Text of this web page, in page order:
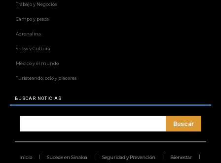
Trabajo y Negocios
Campo y pesca
Adrenalina
Show y Cultura
México y el mundo
Turisteando, ocio y placeres
BUSCAR NOTICIAS
Buscar
Inicio Sucede en Sinaloa Seguridad y Prevención Bienestar